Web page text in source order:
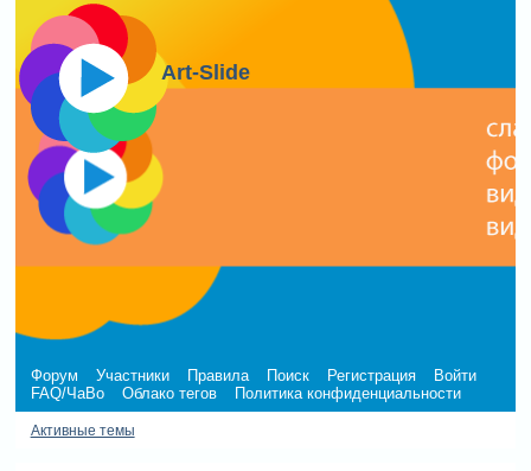
Art-Slide
Форум Участники Правила Поиск Регистрация
Войти
FAQ/ЧаВо
Облако тегов Политика конфиденциальности
Активные темы